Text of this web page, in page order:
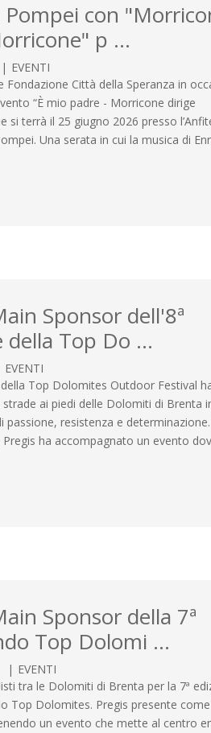
Pompei con
p …
| EVENTI
Fondazione Città della Speranza in
“È mio padre - Morricone dirige
si terrà il 25 giugno 2026 presso
Una serata in cui la musica di
Sponsor dell'8ª
della Top Do …
EVENTI
della Top Dolomites Outdoor Festival
ai piedi delle Dolomiti di Brenta
passione, resistenza e
ha accompagnato un evento
Sponsor della 7ª
Top Dolomi …
| EVENTI
tra le Dolomiti di Brenta per la 7ª
Top Dolomites. Pregis presente
un evento che mette al centro